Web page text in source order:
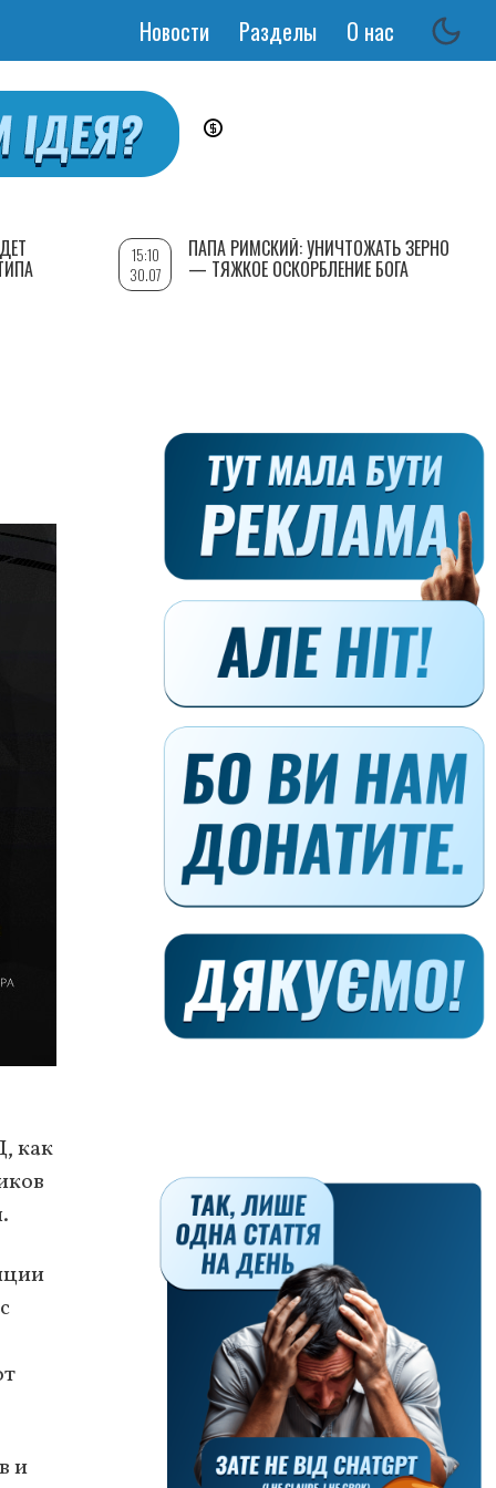
Основная
Новости Разделы О нас
как
и
15:10
30.07
ПАПА РИМСКИЙ: УНИЧТОЖАТЬ ЗЕРНО
— ТЯЖКОЕ ОСКОРБЛЕНИЕ БОГА